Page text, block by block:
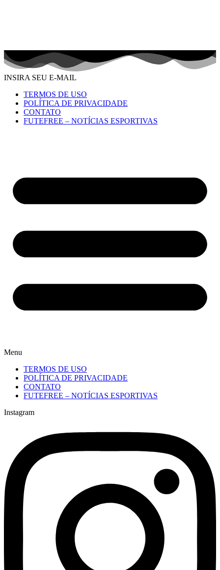
INSIRA SEU E-MAIL
TERMOS DE USO
POLÍTICA DE PRIVACIDADE
CONTATO
FUTEFREE – NOTÍCIAS ESPORTIVAS
Menu
TERMOS DE USO
POLÍTICA DE PRIVACIDADE
CONTATO
FUTEFREE – NOTÍCIAS ESPORTIVAS
Instagram